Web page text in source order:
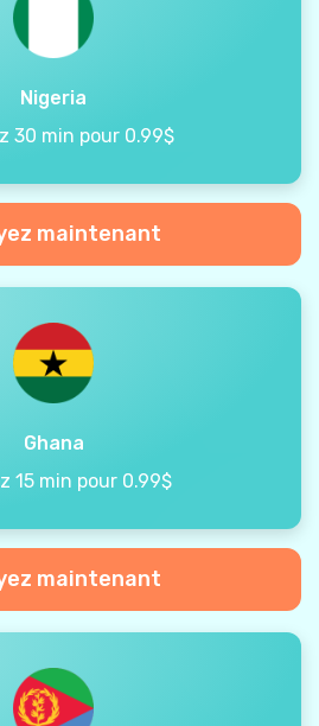
Nigeria
30 min pour 0.99$
maintenant
Ghana
15 min pour 0.99$
maintenant